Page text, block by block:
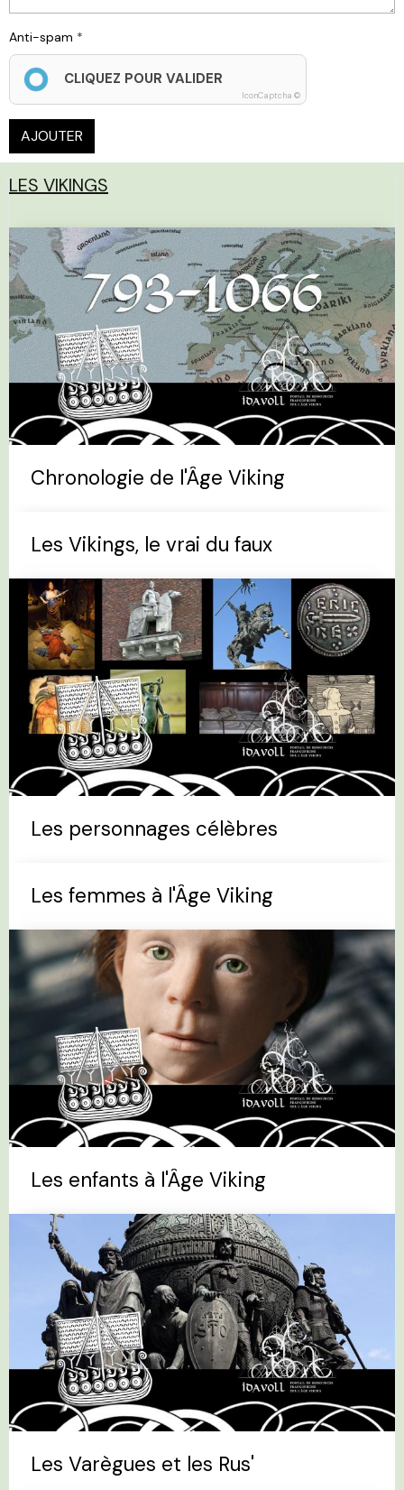
Anti-spam
CLIQUEZ POUR VALIDER
IconCaptcha ©
AJOUTER
LES VIKINGS
Chronologie de l'Âge Viking
Les Vikings, le vrai du faux
Les personnages célèbres
Les femmes à l'Âge Viking
Les enfants à l'Âge Viking
Les Varègues et les Rus'